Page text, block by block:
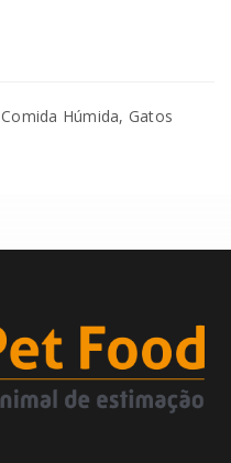
Comida Húmida, Gatos